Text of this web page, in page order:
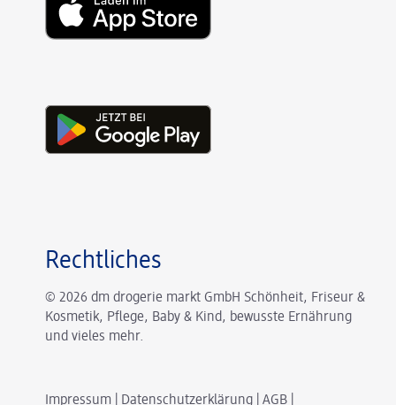
Rechtliches
© 2026 dm drogerie markt GmbH Schönheit, Friseur &
Kosmetik, Pflege, Baby & Kind, bewusste Ernährung
und vieles mehr.
Impressum Datenschutzerklärung AGB